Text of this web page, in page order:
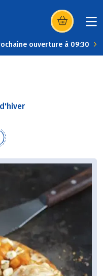
(s’ouvre dans
ouverture à 09:30